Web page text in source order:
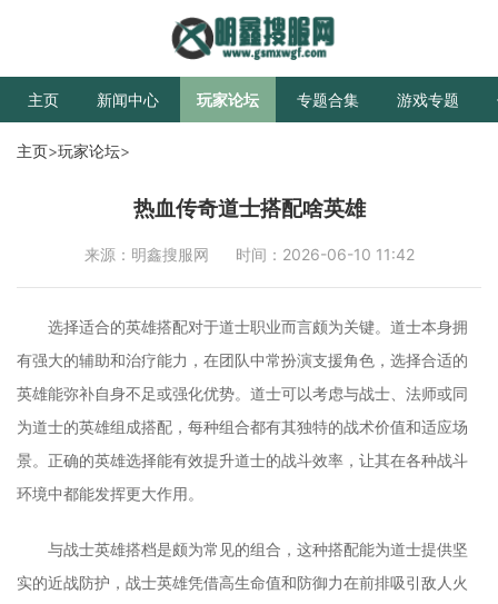
主页 新闻中心 玩家论坛 专题合集 游戏专题
主页>玩家论坛>
热血传奇道士搭配啥英雄
来源：明鑫搜服网 时间：2026-06-10 11:42
选择适合的英雄搭配对于道士职业而言颇为关键。道士本身拥
有强大的辅助和治疗能力，在团队中常扮演支援角色，选择合适的
英雄能弥补自身不足或强化优势。道士可以考虑与战士、法师或同
为道士的英雄组成搭配，每种组合都有其独特的战术价值和适应场
景。正确的英雄选择能有效提升道士的战斗效率，让其在各种战斗
环境中都能发挥更大作用。
与战士英雄搭档是颇为常见的组合，这种搭配能为道士提供坚
实的近战防护，战士英雄凭借高生命值和防御力在前排吸引敌人火